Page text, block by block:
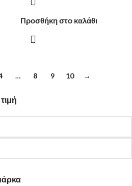
Προσθήκη στο καλάθι
… 8 9 10 →